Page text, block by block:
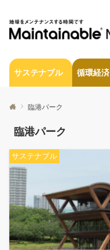
サステナブル 循環経済
臨港パーク
臨港パーク
サステナブル